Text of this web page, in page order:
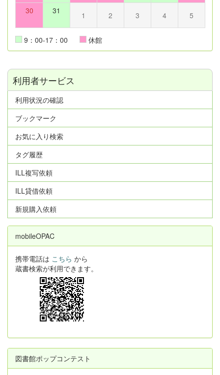
30 31 1 2 3 4 5
9：00-17：00 休館
利用者サービス
利用状況の確認
ブックマーク
お気に入り検索
タグ履歴
ILL複写依頼
ILL貸借依頼
新規購入依頼
mobileOPAC
携帯電話は こちら から
蔵書検索が利用できます。
図書館ポップコンテスト